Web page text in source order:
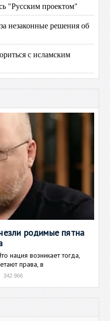
"Русским проектом"
незаконные решения об
с исламским
родимые пятна
нация возникает тогда,
права, в
342 966